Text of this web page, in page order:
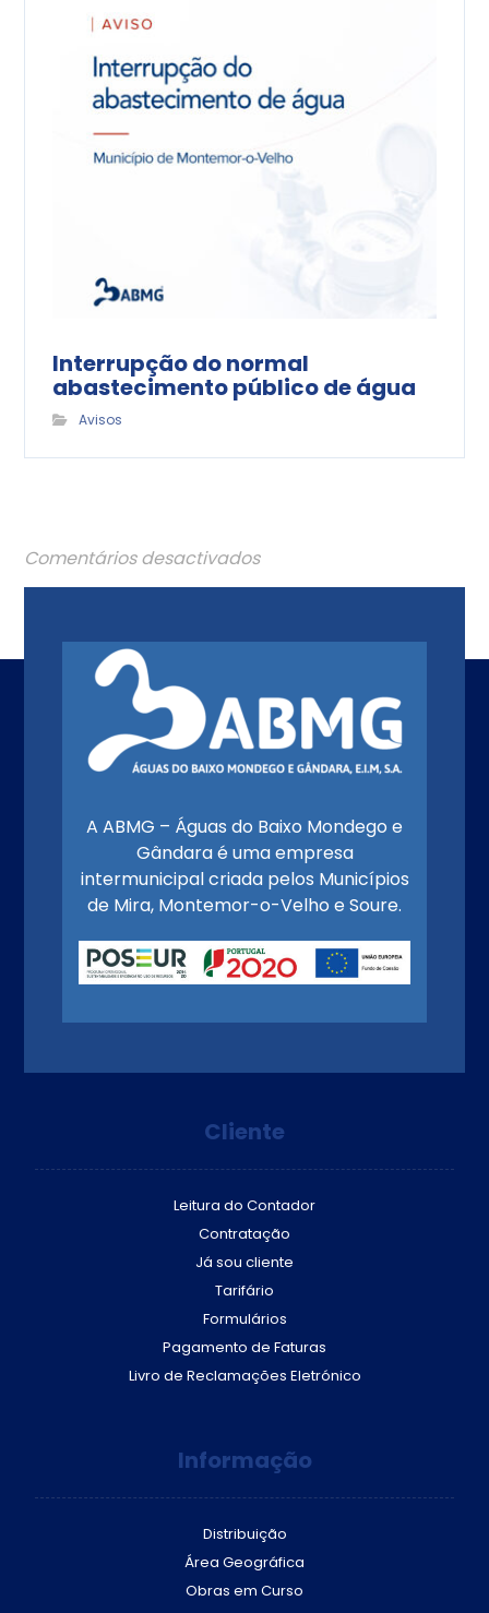
Interrupção do normal
abastecimento público de água
Avisos
Comentários desactivados
A ABMG – Águas do Baixo Mondego e
Gândara é uma empresa
intermunicipal criada pelos Municípios
de Mira, Montemor-o-Velho e Soure.
Cliente
Leitura do Contador
Contratação
Já sou cliente
Tarifário
Formulários
Pagamento de Faturas
Livro de Reclamações Eletrónico
Informação
Distribuição
Área Geográfica
Obras em Curso